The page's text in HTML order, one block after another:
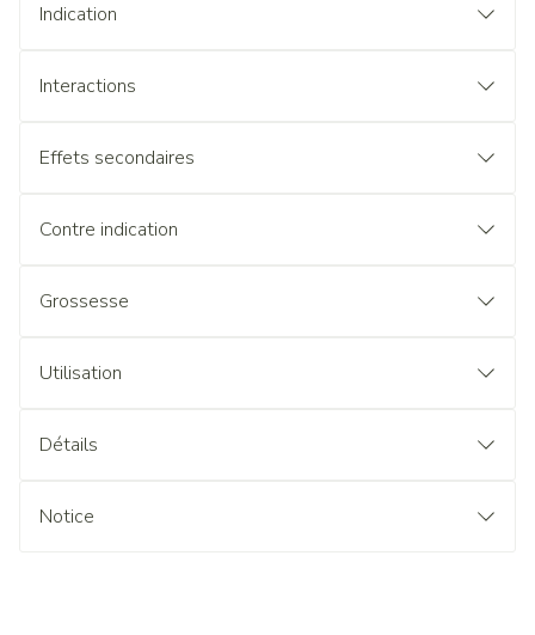
Indication
Interactions
Effets secondaires
Contre indication
Grossesse
Utilisation
Détails
Notice